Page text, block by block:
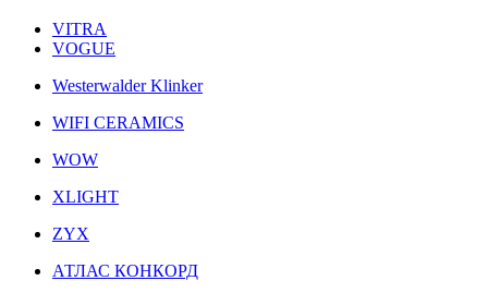
VITRA
VOGUE
Westerwalder Klinker
WIFI CERAMICS
WOW
XLIGHT
ZYX
АТЛАС КОНКОРД